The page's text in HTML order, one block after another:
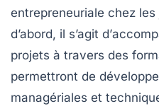
entrepreneuriale chez
d’abord, il s’agit d’
projets à travers des
permettront de
managériales et